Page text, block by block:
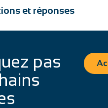
et réponses
pas